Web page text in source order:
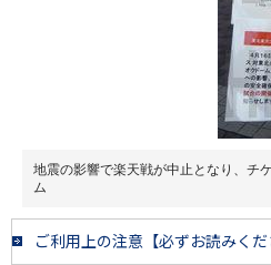
地震の影響で楽天戦が中止となり、チ
ム
ご利用上の注意【必ずお読みくだ